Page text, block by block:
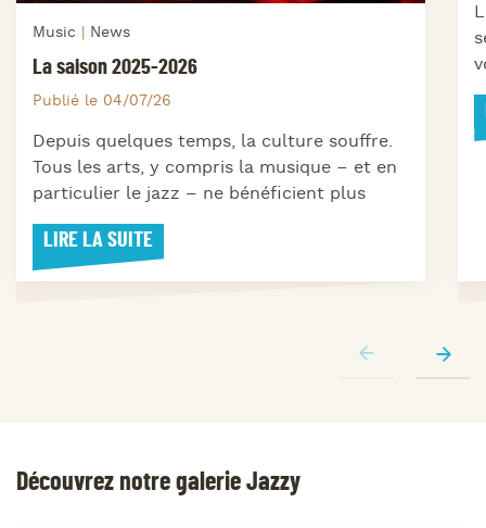
Music News
La saison 2025-2026
Publié le 04/07/26
Depuis quelques temps, la culture souffre.
Tous les arts, y compris la musique – et en
particulier le jazz – ne bénéficient plus
LIRE LA SUITE
Découvrez notre galerie Jazzy